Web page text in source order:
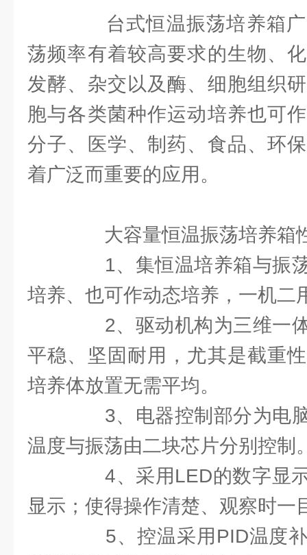
台式恒温振荡培养箱广
荡频率有着较高要求的生物、
发酵、杂交以及酶、细胞组织
胞与各类菌种作运动培养也可
分子、医学、制药、食品、环
着广泛而重要的应用。
大容量恒温振荡培养箱
1、集恒温培养箱与振荡
培养、也可作动态培养，一机二
2、驱动机构为三维一体
平稳、坚固耐用，尤其是截重
培养体放置无需平均。
3、电器控制部分为电脑
温度与振荡由二块芯片分别控制
4、采用LED的数字显示
显示；使得操作清楚、观察时一
5、控温采用PID温度补